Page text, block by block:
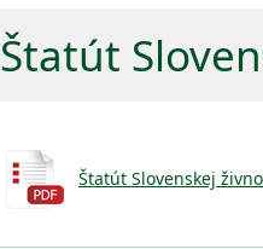
Štatút
Štatút Slovenskej